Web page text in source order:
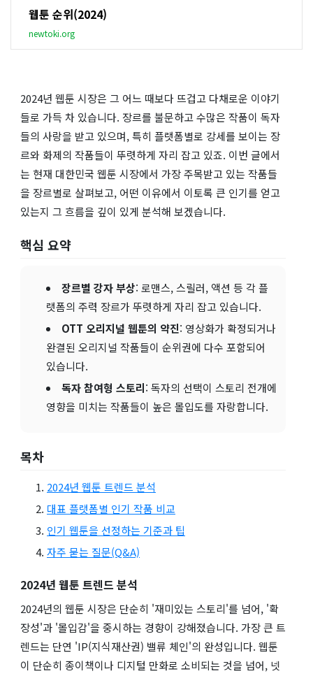
웹툰 순위(2024)
newtoki.org
2024년 웹툰 시장은 그 어느 때보다 뜨겁고 다채로운 이야기
들로 가득 차 있습니다. 장르를 불문하고 수많은 작품이 독자
들의 사랑을 받고 있으며, 특히 플랫폼별로 강세를 보이는 장
르와 화제의 작품들이 뚜렷하게 자리 잡고 있죠. 이번 글에서
는 현재 대한민국 웹툰 시장에서 가장 주목받고 있는 작품들
을 장르별로 살펴보고, 어떤 이유에서 이토록 큰 인기를 얻고
있는지 그 흐름을 깊이 있게 분석해 보겠습니다.
핵심 요약
장르별 강자 부상: 로맨스, 스릴러, 액션 등 각 플
랫폼의 주력 장르가 뚜렷하게 자리 잡고 있습니다.
OTT 오리지널 웹툰의 약진: 영상화가 확정되거나
완결된 오리지널 작품들이 순위권에 다수 포함되어
있습니다.
독자 참여형 스토리: 독자의 선택이 스토리 전개에
영향을 미치는 작품들이 높은 몰입도를 자랑합니다.
목차
2024년 웹툰 트렌드 분석
대표 플랫폼별 인기 작품 비교
인기 웹툰을 선정하는 기준과 팁
자주 묻는 질문(Q&A)
2024년 웹툰 트렌드 분석
2024년의 웹툰 시장은 단순히 '재미있는 스토리'를 넘어, '확
장성'과 '몰입감'을 중시하는 경향이 강해졌습니다. 가장 큰 트
렌드는 단연 'IP(지식재산권) 밸류 체인'의 완성입니다. 웹툰
이 단순히 종이책이나 디지털 만화로 소비되는 것을 넘어, 넷